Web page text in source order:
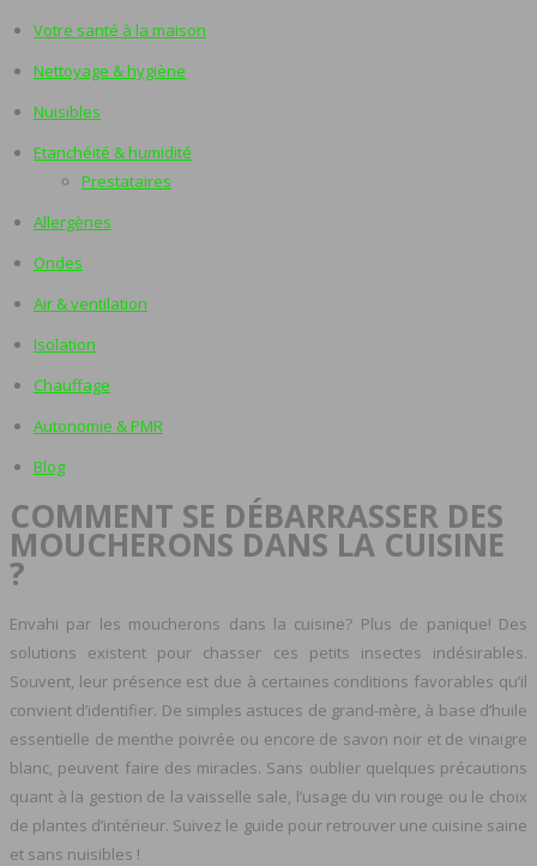
Votre santé à la maison
Nettoyage & hygiène
Nuisibles
Etanchéité & humidité
Prestataires
Allergènes
Ondes
Air & ventilation
Isolation
Chauffage
Autonomie & PMR
Blog
COMMENT SE DÉBARRASSER DES
MOUCHERONS DANS LA CUISINE
?
Envahi par les moucherons dans la cuisine? Plus de panique! Des
solutions existent pour chasser ces petits insectes indésirables.
Souvent, leur présence est due à certaines conditions favorables qu’il
convient d’identifier. De simples astuces de grand-mère, à base d’huile
essentielle de menthe poivrée ou encore de savon noir et de vinaigre
blanc, peuvent faire des miracles. Sans oublier quelques précautions
quant à la gestion de la vaisselle sale, l’usage du vin rouge ou le choix
de plantes d’intérieur. Suivez le guide pour retrouver une cuisine saine
et sans nuisibles !